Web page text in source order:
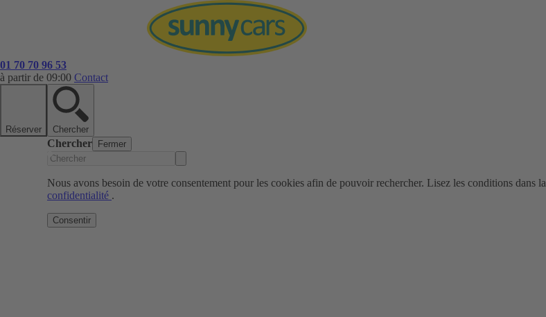
01 70 70 96 53
à partir de 09:00 Contact
Réserver Chercher
Chercher Fermer
Nous avons besoin de votre consentement pour les cookies afin de pouvoir rechercher. Lisez les conditions dans la
confidentialité .
Consentir